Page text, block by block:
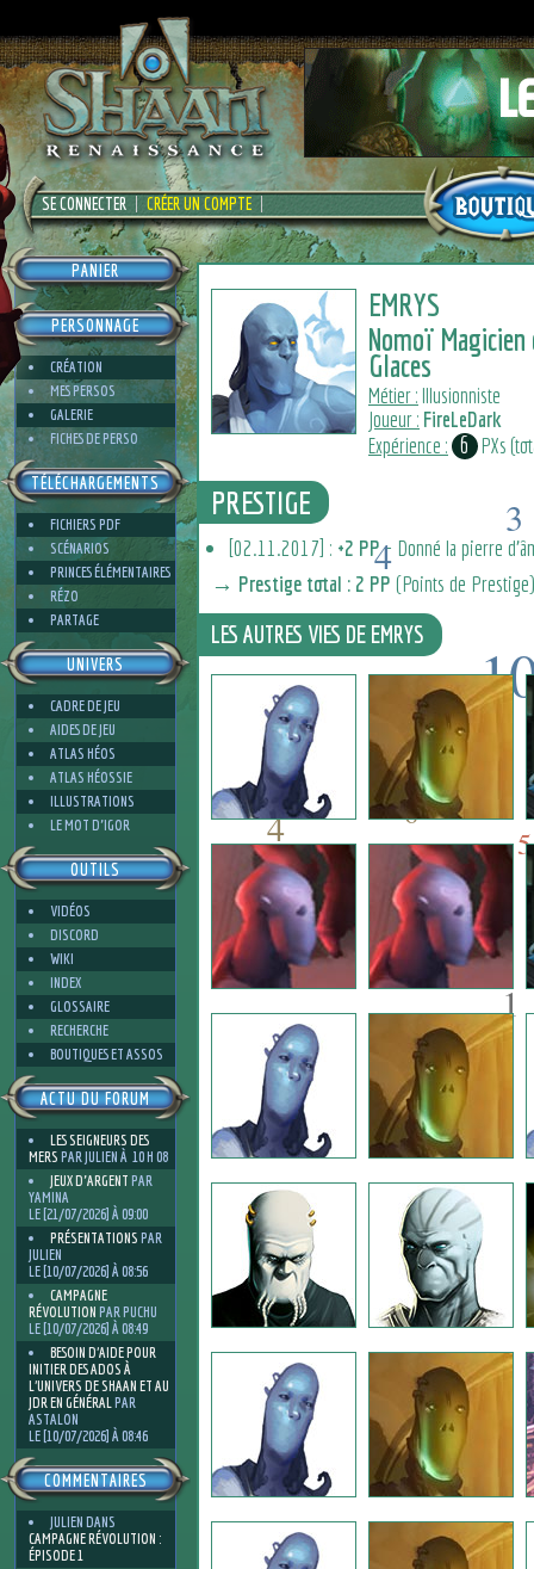
SE CONNECTER CRÉER UN COMPTE
PANIER
PERSONNAGE
CRÉATION
MES PERSOS
GALERIE
FICHES DE PERSO
TÉLÉCHARGEMENTS
FICHIERS PDF
SCÉNARIOS
PRINCES ÉLÉMENTAIRES
RÉZO
PARTAGE
UNIVERS
CADRE DE JEU
AIDES DE JEU
ATLAS HÉOS
ATLAS HÉOSSIE
ILLUSTRATIONS
LE MOT D'IGOR
OUTILS
VIDÉOS
DISCORD
WIKI
INDEX
GLOSSAIRE
RECHERCHE
BOUTIQUES ET ASSOS
ACTU DU FORUM
LES SEIGNEURS DES
MERS PAR JULIEN À 10 H 08
JEUX D'ARGENT PAR
YAMINA
LE [21/07/2026] À 09:00
PRÉSENTATIONS PAR
JULIEN
LE [10/07/2026] À 08:56
CAMPAGNE
RÉVOLUTION PAR PUCHU
LE [10/07/2026] À 08:49
BESOIN D’AIDE POUR
INITIER DES ADOS À
L’UNIVERS DE SHAAN ET AU
JDR EN GÉNÉRALPAR
ASTALON
LE [10/07/2026] À 08:46
COMMENTAIRES
JULIEN DANS
CAMPAGNE RÉVOLUTION :
ÉPISODE 1
EMRYS
Nomoï Magicien
Glaces
Métier : Illusionniste
Joueur : FireLeDark
Expérience : 6 PXs
5
10
6
6
1
2
4
4
4
3
PRESTIGE
[02.11.2017] : +2 PP- Donné la pierre
→ Prestige total : 2 PP (Points de
LES AUTRES VIES DE EMRYS